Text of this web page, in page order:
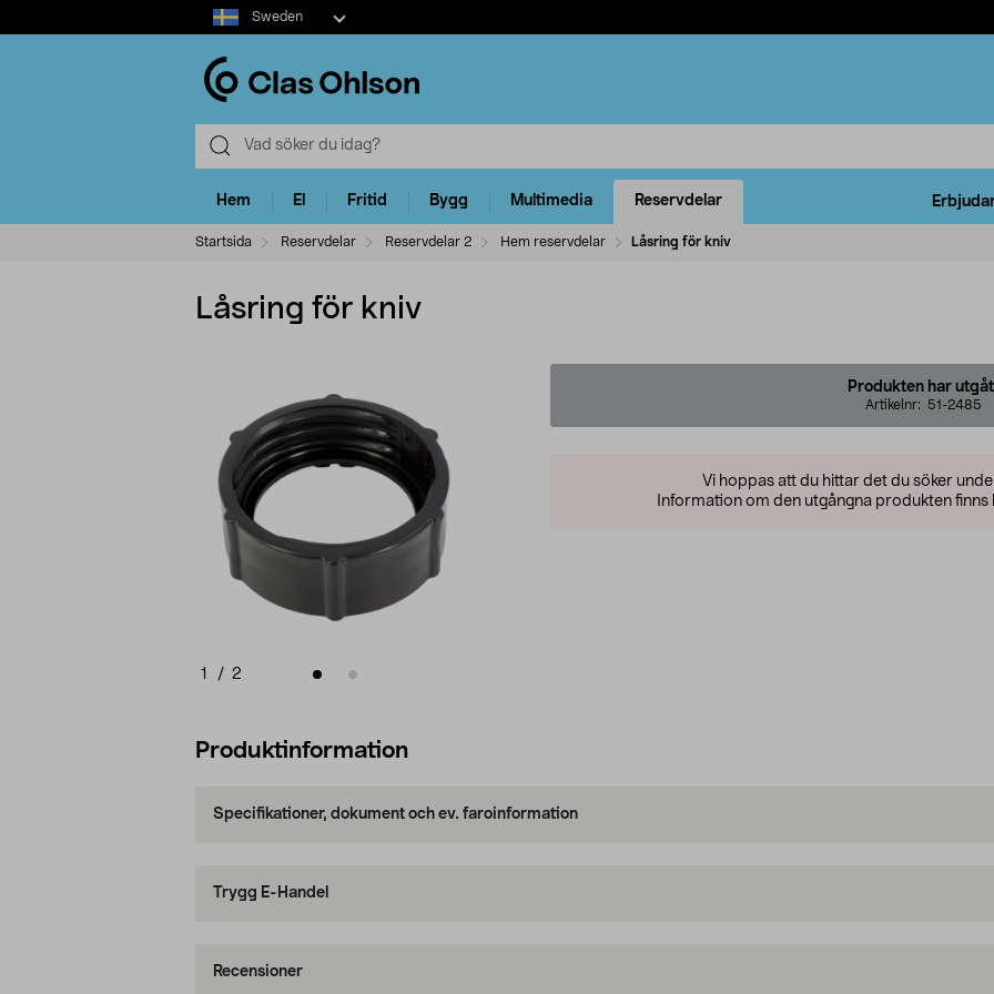
Select
market
Sweden
Hem El Fritid Bygg Multimedia Reservdelar
Startsida Reservdelar Reservdelar 2 Hem reservdelar Låsring för kniv
Låsring för kniv
1 / 2
Produkten har
Artikelnr: 51-2485
Vi hoppas att du hittar det du söker
Information om den utgångna produkten finns
Produktinformation
Specifikationer, dokument och ev. faroinformation
Trygg E-Handel
Recensioner